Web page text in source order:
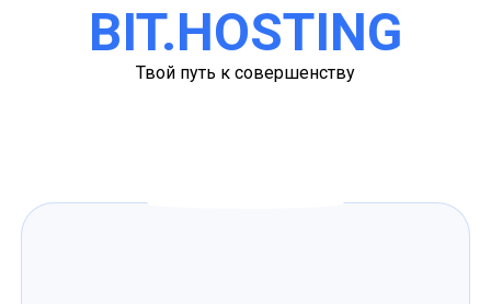
BIT.HOSTING
Твой путь к совершенству